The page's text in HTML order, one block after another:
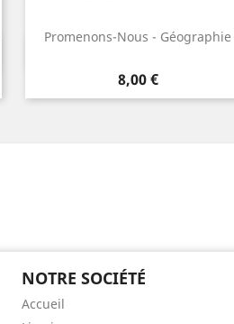
Promenons-Nous - Géographie
Prix
8,00 €
NOTRE SOCIÉTÉ
Accueil